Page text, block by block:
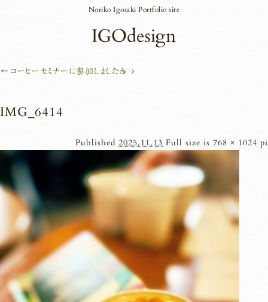
Noriko Igosaki Portfolio site
← コーヒーセミナーに参加しました☕
IMG_6414
Published 2025.11.13 Full size is 768 × 1024